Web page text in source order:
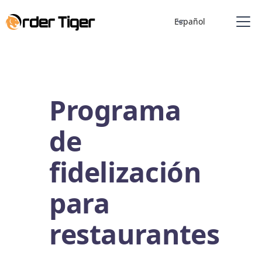
Español
Programa
de
fidelización
para
restaurantes